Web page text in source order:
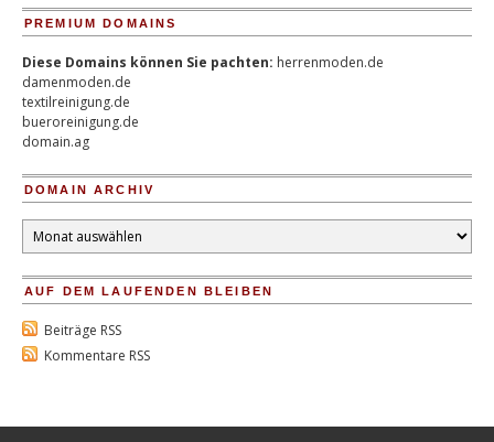
PREMIUM DOMAINS
Diese Domains können Sie pachten: herrenmoden.de
damenmoden.de
textilreinigung.de
bueroreinigung.de
domain.ag
DOMAIN ARCHIV
Domain
Archiv
AUF DEM LAUFENDEN BLEIBEN
Beiträge RSS
Kommentare RSS